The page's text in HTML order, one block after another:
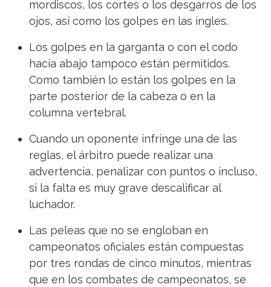
mordiscos, los cortes o los desgarros de los
ojos, así como los golpes en las ingles.
Los golpes en la garganta o con el codo
hacia abajo tampoco están permitidos.
Como también lo están los golpes en la
parte posterior de la cabeza o en la
columna vertebral.
Cuando un oponente infringe una de las
reglas, el árbitro puede realizar una
advertencia, penalizar con puntos o incluso,
si la falta es muy grave descalificar al
luchador.
Las peleas que no se engloban en
campeonatos oficiales están compuestas
por tres rondas de cinco minutos, mientras
que en los combates de campeonatos, se